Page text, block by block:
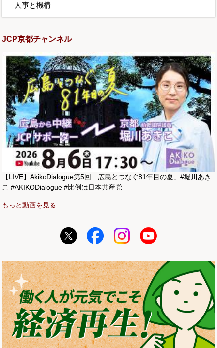
人事と機構
JCP京都チャンネル
【LIVE】AkikoDialogue第5回「広島とつなぐ81年目の夏」#堀川あき
こ #AKIKODialogue #比例は日本共産党
もっと動画を見る